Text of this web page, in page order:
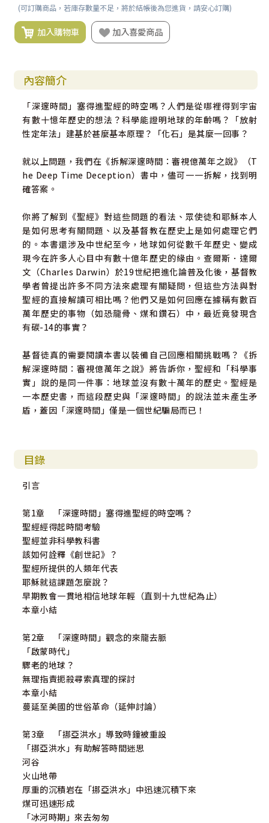
(可訂購商品，若庫存數量不足，將於結帳後為您進貨，請安心訂購)
加入購物車 加入喜愛商品
內容簡介
「深邃時間」塞得進聖經的時空嗎？人們是從哪裡得到宇宙
有數十憶年歷史的想法？科學能證明地球的年齡嗎？「放射
性定年法」建基於甚麼基本原理？「化石」是其麼一回事？
就以上問題，我們在《拆解深邃時間：審視億萬年之說》（T
he Deep Time Deception）書中，儘可一一拆解，找到明
確答案。
你將了解到《聖經》對這些問題的看法、眾使徒和耶穌本人
是如何思考有關問題、以及基督教在歷史上是如何處理它們
的。本書還涉及中世紀至今，地球如何從數千年歷史、變成
現今在許多人心目中有數十億年歷史的緣由。查爾斯．達爾
文（Charles Darwin）於19世紀把進化論普及化後，基督教
學者曾提出許多不同方法來處理有關疑問，但這些方法與對
聖經的直接解讀可相比嗎？他們又是如何回應在據稱有數百
萬年歷史的事物（如恐龍骨、煤和鑽石）中，最近竟發現含
有碳-14的事實？
基督徒真的需要閱讀本書以裝備自己回應相關挑戰嗎？《拆
解深邃時間：審視億萬年之說》將告訴你，聖經和「科學事
實」說的是同一件事：地球並沒有數十萬年的歷史。聖經是
一本歷史書，而這段歷史與「深邃時間」的說法並未產生矛
盾，蓋因「深邃時間」僅是一個世紀騙局而已！
目錄
引言
第1章 「深邃時間」塞得進聖經的時空嗎？
聖經經得起時間考驗
聖經並非科學教科書
該如何詮釋《創世記》？
聖經所提供的人類年代表
耶穌就這課題怎麼說？
早期教會一貫地相信地球年輕（直到十九世紀為止）
本章小結
第2章 「深邃時間」觀念的來龍去脈
「啟蒙時代」
驟老的地球？
無理指責扼殺尋索真理的探討
本章小結
蔓延至美國的世俗革命（延伸討論）
第3章 「挪亞洪水」導致時鐘被重設
「挪亞洪水」有助解答時間迷思
河谷
火山地帶
厚重的沉積岩在「挪亞洪水」中迅速沉積下來
煤可迅速形成
「冰河時期」來去匆匆